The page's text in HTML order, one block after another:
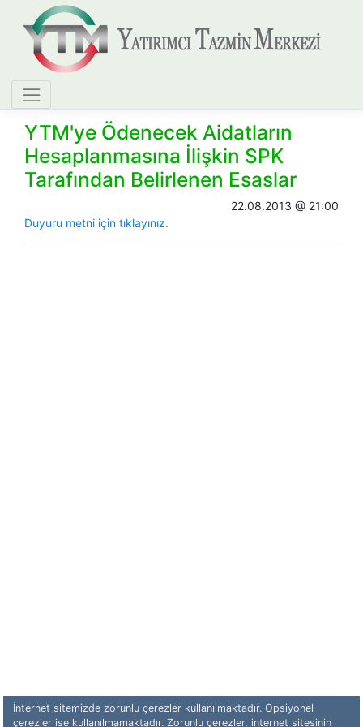
YTM'ye Ödenecek Aidatların
Hesaplanmasına İlişkin SPK
Tarafından Belirlenen Esaslar
22.08.2013 @ 21:00
Duyuru metni için tıklayınız.​​
İnternet sitemizde zorunlu çerezler kullanılmaktadır. Opsiyonel
çerezler ise kullanılmamaktadır. Zorunlu çerezler, internet sitesinin